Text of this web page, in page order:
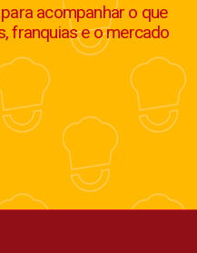
acompanhar o que
franquias e o mercado